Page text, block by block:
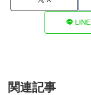
LINE
関連記事